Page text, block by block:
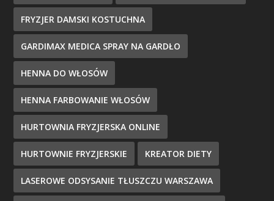
FRYZJER DAMSKI KOSTUCHNA
GARDIMAX MEDICA SPRAY NA GARDŁO
HENNA DO WŁOSÓW
HENNA FARBOWANIE WŁOSÓW
HURTOWNIA FRYZJERSKA ONLINE
HURTOWNIE FRYZJERSKIE KREATOR DIETY
LASEROWE ODSYSANIE TŁUSZCZU WARSZAWA